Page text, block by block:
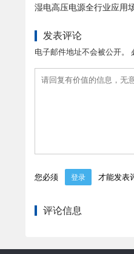
湿电高压电源全行业应用
发表评论
电子邮件地址不会被公开。
您必须 登录 才能发表
评论信息